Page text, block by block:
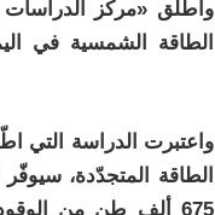
وأطلق «مركز الدراسات
الطاقة الشمسية في
واعتبرت الدراسة التي
الطاقة المتجدّدة،